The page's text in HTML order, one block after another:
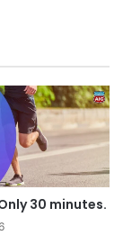
30 minutes.